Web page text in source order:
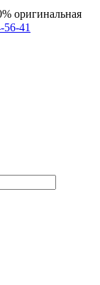
оригинальная
56-41